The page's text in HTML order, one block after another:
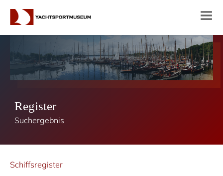
Register
Suchergebnis
Schiffsregister